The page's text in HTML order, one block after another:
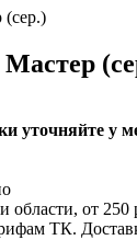
уточняйте у
области, от 250
ТК.